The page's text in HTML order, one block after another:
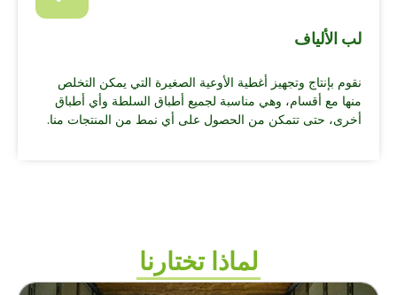
لب الألياف
نقوم بإنتاج وتجهيز أغطية الأوعية الصغيرة التي يمكن التخلص
منها مع أقسام، وهي مناسبة لجميع أطباق السلطة وأي أطباق
أخرى، حتى تتمكن من الحصول على أي نمط من المنتجات منا.
لماذا تختارنا